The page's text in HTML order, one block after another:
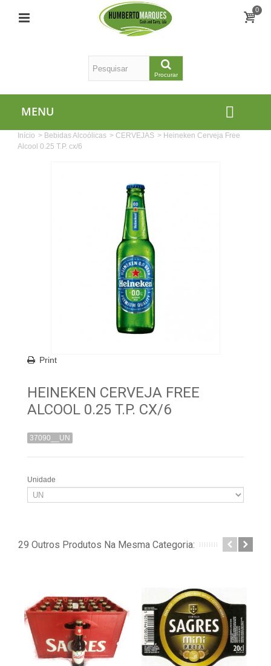
0
Procurar
MENU
Início > Bebidas Alcoólicas > CERVEJAS > Heineken Cerveja Free
Alcool 0.25 T.P. cx/6
Print
HEINEKEN CERVEJA FREE
ALCOOL 0.25 T.P. CX/6
37090__UN
Unidade
29 Outros Produtos Na Mesma Categoria: